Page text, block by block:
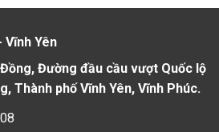
Vĩnh Yên
Đường đầu cầu vượt Quốc lộ
Thành phố Vĩnh Yên, Vĩnh Phúc.